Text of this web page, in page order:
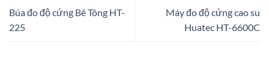
Búa đo độ cứng Bê Tông HT-
225
Máy đo độ cứng cao su
Huatec HT-6600C